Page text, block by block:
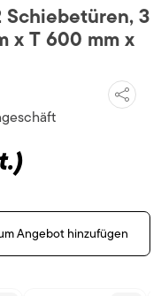
Schiebetüren, 3
x T 600 mm x
Angebot hinzufügen